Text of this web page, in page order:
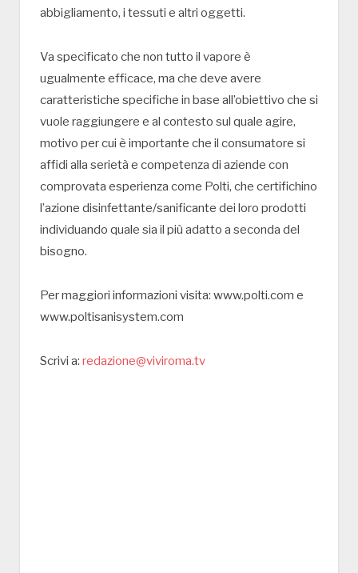
abbigliamento, i tessuti e altri oggetti.
Va specificato che non tutto il vapore è
ugualmente efficace, ma che deve avere
caratteristiche specifiche in base all’obiettivo che si
vuole raggiungere e al contesto sul quale agire,
motivo per cui è importante che il consumatore si
affidi alla serietà e competenza di aziende con
comprovata esperienza come Polti, che certifichino
l’azione disinfettante/sanificante dei loro prodotti
individuando quale sia il più adatto a seconda del
bisogno.
Per maggiori informazioni visita: www.polti.com e
www.poltisanisystem.com
Scrivi a: redazione@viviroma.tv